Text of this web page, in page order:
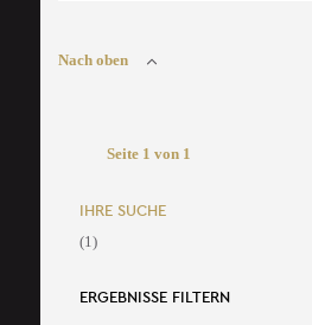
Nach oben
Seite 1 von 1
IHRE SUCHE
(1)
ERGEBNISSE FILTERN